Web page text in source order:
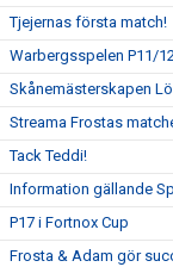
Tjejernas första match!
Warbergsspelen P11/
Skånemästerskapen
Streama Frostas
Tack Teddi!
Information gällande
P17 i Fortnox Cup
Frosta & Adam gör